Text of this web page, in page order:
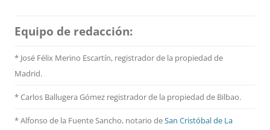
Equipo de redacción:
* José Félix Merino Escartín, registrador de la propiedad de
Madrid.
* Carlos Ballugera Gómez registrador de la propiedad de Bilbao.
* Alfonso de la Fuente Sancho, notario deSan Cristóbal de La